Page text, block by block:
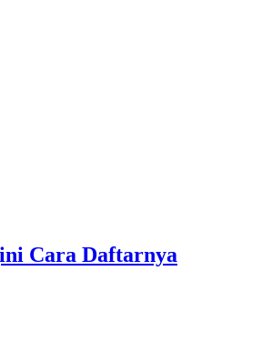
Cara Daftarnya